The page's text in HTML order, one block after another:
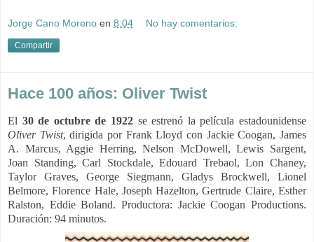
Jorge Cano Moreno en 8:04 No hay comentarios:
Compartir
Hace 100 años: Oliver Twist
El 30 de octubre de 1922 se estrenó la película estadounidense
Oliver Twist, dirigida por Frank Lloyd con Jackie Coogan, James
A. Marcus, Aggie Herring, Nelson McDowell, Lewis Sargent,
Joan Standing, Carl Stockdale, Edouard Trebaol, Lon Chaney,
Taylor Graves, George Siegmann, Gladys Brockwell, Lionel
Belmore, Florence Hale, Joseph Hazelton, Gertrude Claire, Esther
Ralston, Eddie Boland. Productora: Jackie Coogan Productions.
Duración: 94 minutos.